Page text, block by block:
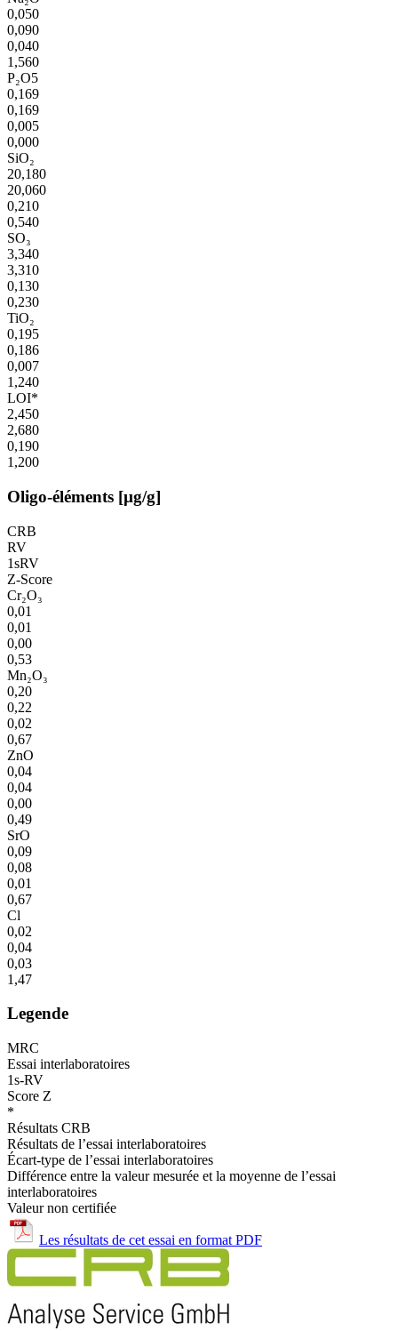
0,050
0,090
0,040
1,560
P₂O5
0,169
0,169
0,005
0,000
SiO₂
20,180
20,060
0,210
0,540
SO₃
3,340
3,310
0,130
0,230
TiO₂
0,195
0,186
0,007
1,240
LOI*
2,450
2,680
0,190
1,200
Oligo-éléments [µg/g]
CRB
RV
1sRV
Z-Score
Cr₂O₃
0,01
0,01
0,00
0,53
Mn₂O₃
0,20
0,22
0,02
0,67
ZnO
0,04
0,04
0,00
0,49
SrO
0,09
0,08
0,01
0,67
Cl
0,02
0,04
0,03
1,47
Legende
MRC
Essai interlaboratoires
1s-RV
Score Z
*
Résultats CRB
Résultats de l’essai interlaboratoires
Écart-type de l’essai interlaboratoires
Différence entre la valeur mesurée et la moyenne de l’essai
interlaboratoires
Valeur non certifiée
Les résultats de cet essai en format PDF